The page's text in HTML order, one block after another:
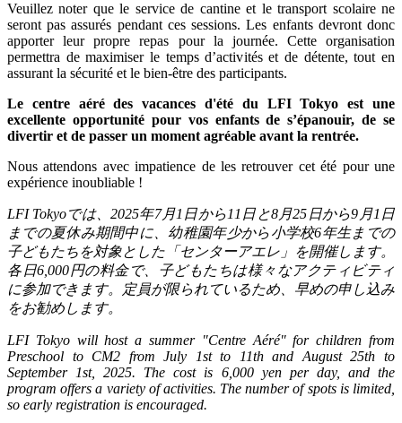
Veuillez noter que le service de cantine et le transport scolaire ne
seront pas assurés pendant ces sessions. Les enfants devront donc
apporter leur propre repas pour la journée. Cette organisation
permettra de maximiser le temps d’activités et de détente, tout en
assurant la sécurité et le bien-être des participants.
Le centre aéré des vacances d'été du LFI Tokyo est une
excellente opportunité pour vos enfants de s’épanouir, de se
divertir et de passer un moment agréable avant la rentrée.
Nous attendons avec impatience de les retrouver cet été pour une
expérience inoubliable !
LFI Tokyoでは、2025年7月1 日から 11 日と8月25日から9 月1 日
までの夏休み期間中に、幼稚園年少から小学校6年生までの
子どもたちを対象とした「センターアエレ」を開催します。
各日6,000円の料金で、子どもたちは様々なアクティビティ
に参加できます。定員が限られているため、早めの申し込み
をお勧めします。
LFI Tokyo will host a summer "Centre Aéré" for children from
Preschool to CM2 from July 1st to 11th and August 25th to
September 1st, 2025. The cost is 6,000 yen per day, and the
program offers a variety of activities. The number of spots is limited,
so early registration is encouraged.